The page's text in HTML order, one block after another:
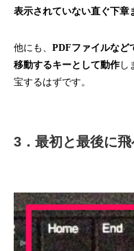
表示されていない直ぐ下章
他にも、 PDFファイルなど
移動するキーとして動作し
宝するはずです。
3．最初と最後に